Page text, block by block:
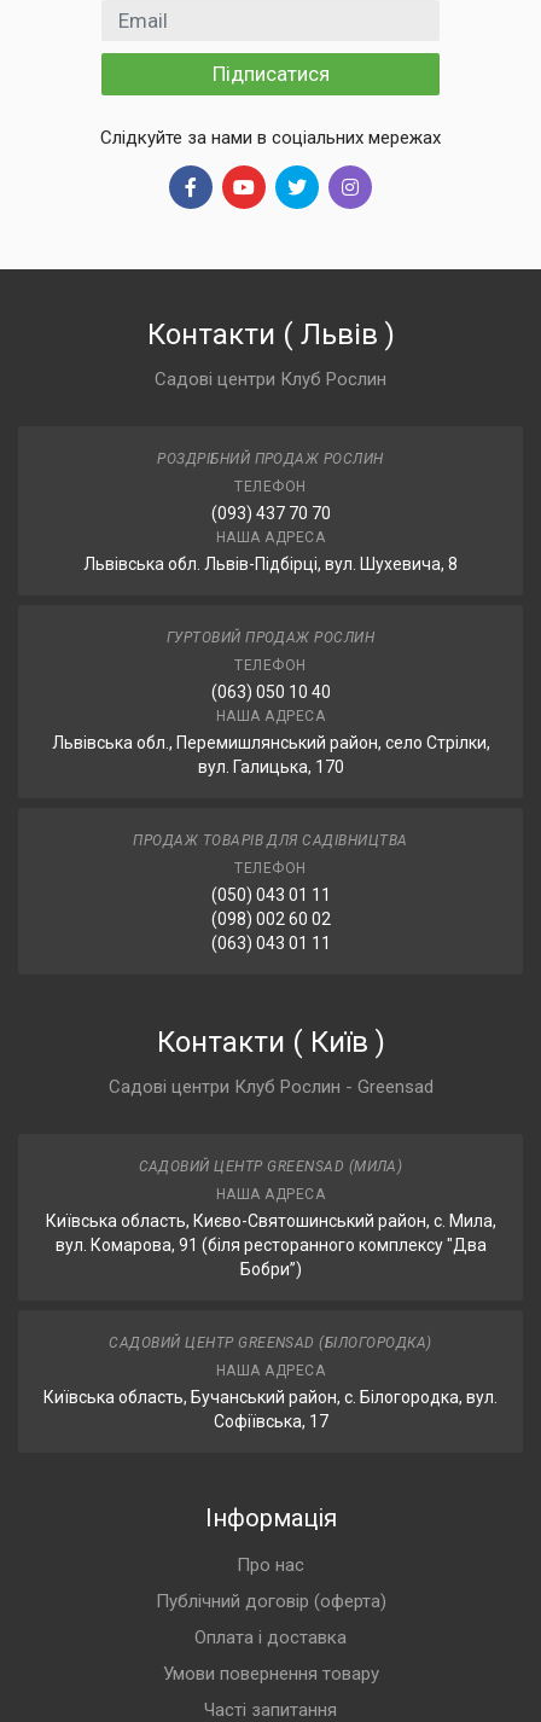
Email
Підписатися
Слідкуйте за нами в соціальних мережах
Контакти ( Львів )
Садові центри Клуб Рослин
РОЗДРІБНИЙ ПРОДАЖ РОСЛИН
ТЕЛЕФОН
(093) 437 70 70
НАША АДРЕСА
Львівська обл. Львів-Підбірці, вул. Шухевича, 8
ГУРТОВИЙ ПРОДАЖ РОСЛИН
ТЕЛЕФОН
(063) 050 10 40
НАША АДРЕСА
Львівська обл., Перемишлянський район, село Стрілки,
вул. Галицька, 170
ПРОДАЖ ТОВАРІВ ДЛЯ САДІВНИЦТВА
ТЕЛЕФОН
(050) 043 01 11
(098) 002 60 02
(063) 043 01 11
Контакти ( Київ )
Садові центри Клуб Рослин - Greensad
САДОВИЙ ЦЕНТР GREENSAD (МИЛА)
НАША АДРЕСА
Київська область, Києво-Святошинський район, с. Мила,
вул. Комарова, 91 (біля ресторанного комплексу "Два
Бобри”)
САДОВИЙ ЦЕНТР GREENSAD (БІЛОГОРОДКА)
НАША АДРЕСА
Київська область, Бучанський район, с. Білогородка, вул.
Софіївська, 17
Інформація
Про нас
Публічний договір (оферта)
Оплата і доставка
Умови повернення товару
Часті запитання